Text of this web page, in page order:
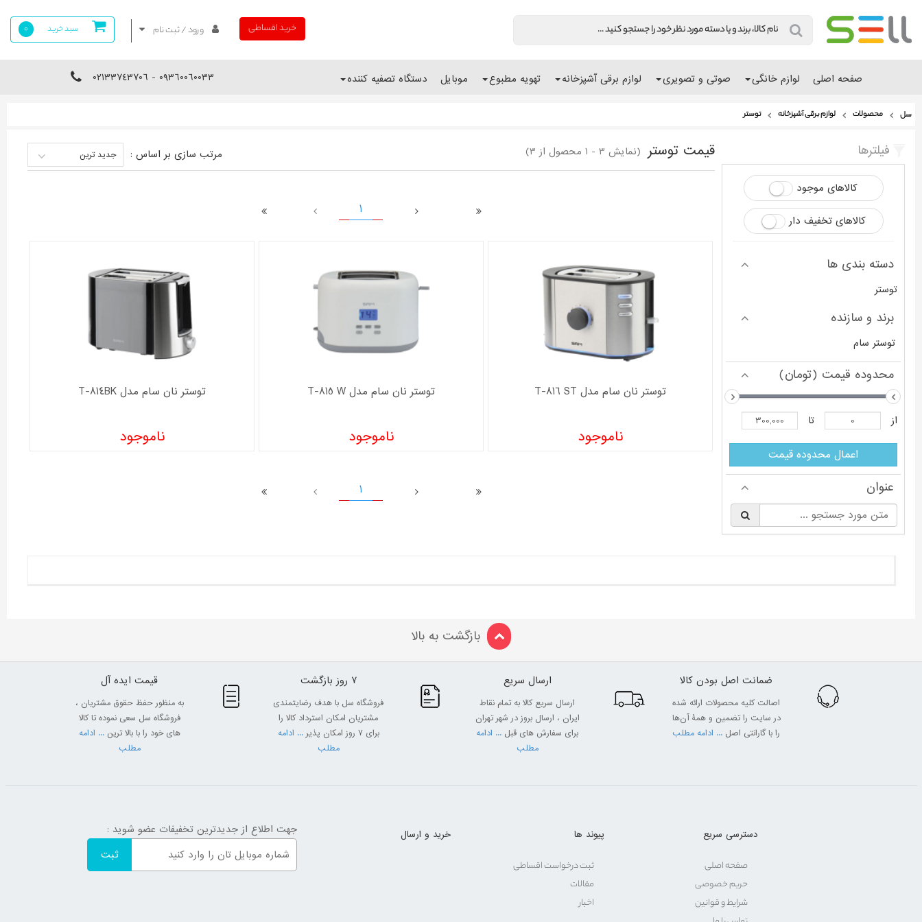
سبد خرید 0 ورود / ثبت نام خرید اقساطی
صفحه اصلی لوازم خانگی صوتی و تصویری لوازم برقی آشپزخانه تهویه مطبوع موبایل دستگاه تصفیه کننده 09360060033 - 02133743706
سل محصولات لوازم برقی آشپزخانه توستر
فیلترها
کالاهای موجود
کالاهای تخفیف دار
دسته بندی ها
توستر
برند و سازنده
توستر سام
محدوده قیمت (تومان)
از تا
اعمال محدوده قیمت
عنوان
§
قیمت توستر (نمایش 3 - 1 محصول از 3) مرتب سازی بر اساس : جدید ترین
1
توستر نان سام مدل T-816 ST
ناموجود
توستر نان سام مدل T-815 W
ناموجود
توستر نان سام مدل T-814BK
ناموجود
1
بازگشت به بالا
ضمانت اصل بودن کالا
اصالت کلیه محصولات ارائه شده
در سایت را تضمین و همۀ آن‌ها
را با گارانتی اصل ... ادامه مطلب
ارسال سریع
ارسال سریع کالا به تمام نقاط
ایران ، ارسال بروز در شهر تهران
برای سفارش های قبل ... ادامه
مطلب
7 روز بازگشت
فروشگاه سل با هدف رضایتمندی
مشتریان امکان استرداد کالا را
برای 7 روز امکان پذیر
... ادامه
مطلب
قیمت ایده آل
به منظور حفظ حقوق مشتریان ،
فروشگاه سل سعی نموده تا کالا
های خود را با بالا ترین ... ادامه
مطلب
دسترسی سریع
صفحه اصلی
حریم خصوصی
شرایط و قوانین
پیوند ها
ثبت درخواست اقساطی
مقالات
اخبار
خرید و ارسال جهت اطلاع از جدیدترین تخفیفات عضو شوید :